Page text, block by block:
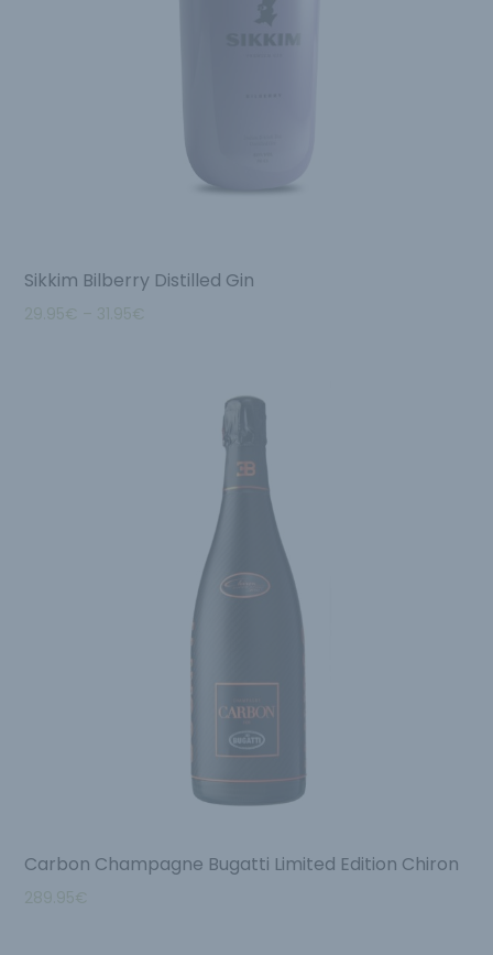
Sikkim Bilberry Distilled Gin
29.95€ – 31.95€
Carbon Champagne Bugatti Limited Edition Chiron
289.95€